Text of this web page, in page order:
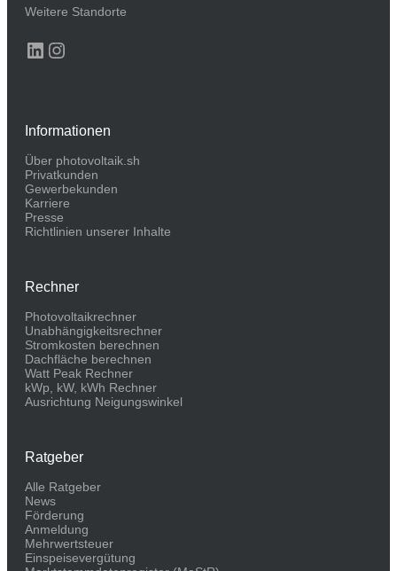
Weitere Standorte
LinkedIn
Instagram
Informationen
Über photovoltaik.sh
Privatkunden
Gewerbekunden
Karriere
Presse
Richtlinien unserer Inhalte
Rechner
Photovoltaikrechner
Unabhängigkeitsrechner
Stromkosten berechnen
Dachfläche berechnen
Watt Peak Rechner
kWp, kW, kWh Rechner
Ausrichtung Neigungswinkel
Ratgeber
Alle Ratgeber
News
Förderung
Anmeldung
Mehrwertsteuer
Einspeisevergütung